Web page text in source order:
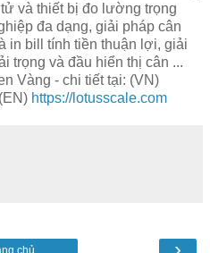
và thiết bị đo lường trọng
đa dạng, giải pháp cân
in bill tính tiền thuận lợi, giải
trọng và đầu hiển thị cân ...
Vàng - chi tiết tại: (VN)
https://lotusscale.com